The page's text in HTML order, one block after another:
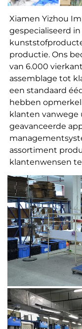
Xiamen Yizhou
gespecialiseerd
productie. Ons
van 6.000
assemblage tot
een standaard
hebben
klanten
geavanceerde
assortiment
klantenwensen